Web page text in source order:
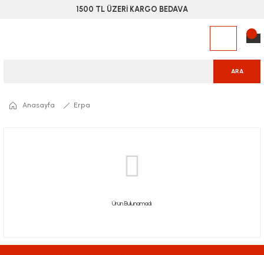
1500 TL ÜZERİ KARGO BEDAVA
ARA
Anasayfa Erpa
Ürün Bulunamadı.